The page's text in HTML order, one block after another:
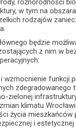
różnorodności
w tym na
rodzajów
będzie
z nim w
wzmocnienie funkcji
zdegradowanego
zielonej
klimatu
życia mieszkańców
i